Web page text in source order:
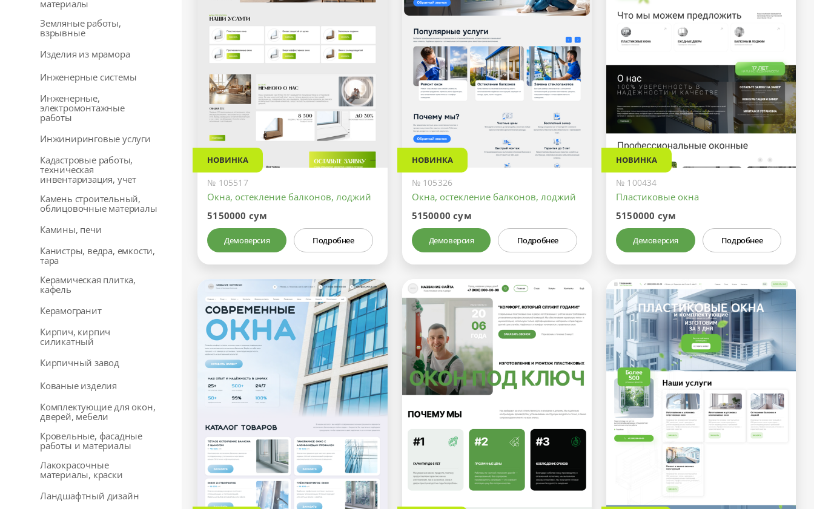
материалы
Земляные работы,
взрывные
Изделия из мрамора
Инженерные системы
Инженерные,
электромонтажные
работы
Инжиниринговые услуги
Кадастровые работы,
техническая
инвентаризация, учет
Камень строительный,
облицовочные материалы
Камины, печи
Канистры, ведра, емкости,
тара
Керамическая плитка,
кафель
Керамогранит
Кирпич, кирпич
силикатный
Кирпичный завод
Кованые изделия
Комплектующие для окон,
дверей, мебели
Кровельные, фасадные
работы и материалы
Лакокрасочные
материалы, краски
Ландшафтный дизайн
НОВИНКА
№ 105517
Окна, остекление балконов, лоджий
5150000 сум
Демоверсия Подробнее
НОВИНКА
№ 105326
Окна, остекление балконов, лоджий
5150000 сум
Демоверсия Подробнее
НОВИНКА
№ 100434
Пластиковые окна
5150000 сум
Демоверсия Подробнее